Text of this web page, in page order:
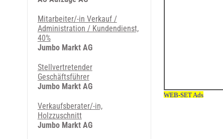
Mitarbeiter/-in Verkauf /
Administration / Kundendienst,
40%
Jumbo Markt AG
Stellvertretender
Geschäftsführer
Jumbo Markt AG
Verkaufsberater/-in,
Holzzuschnitt
Jumbo Markt AG